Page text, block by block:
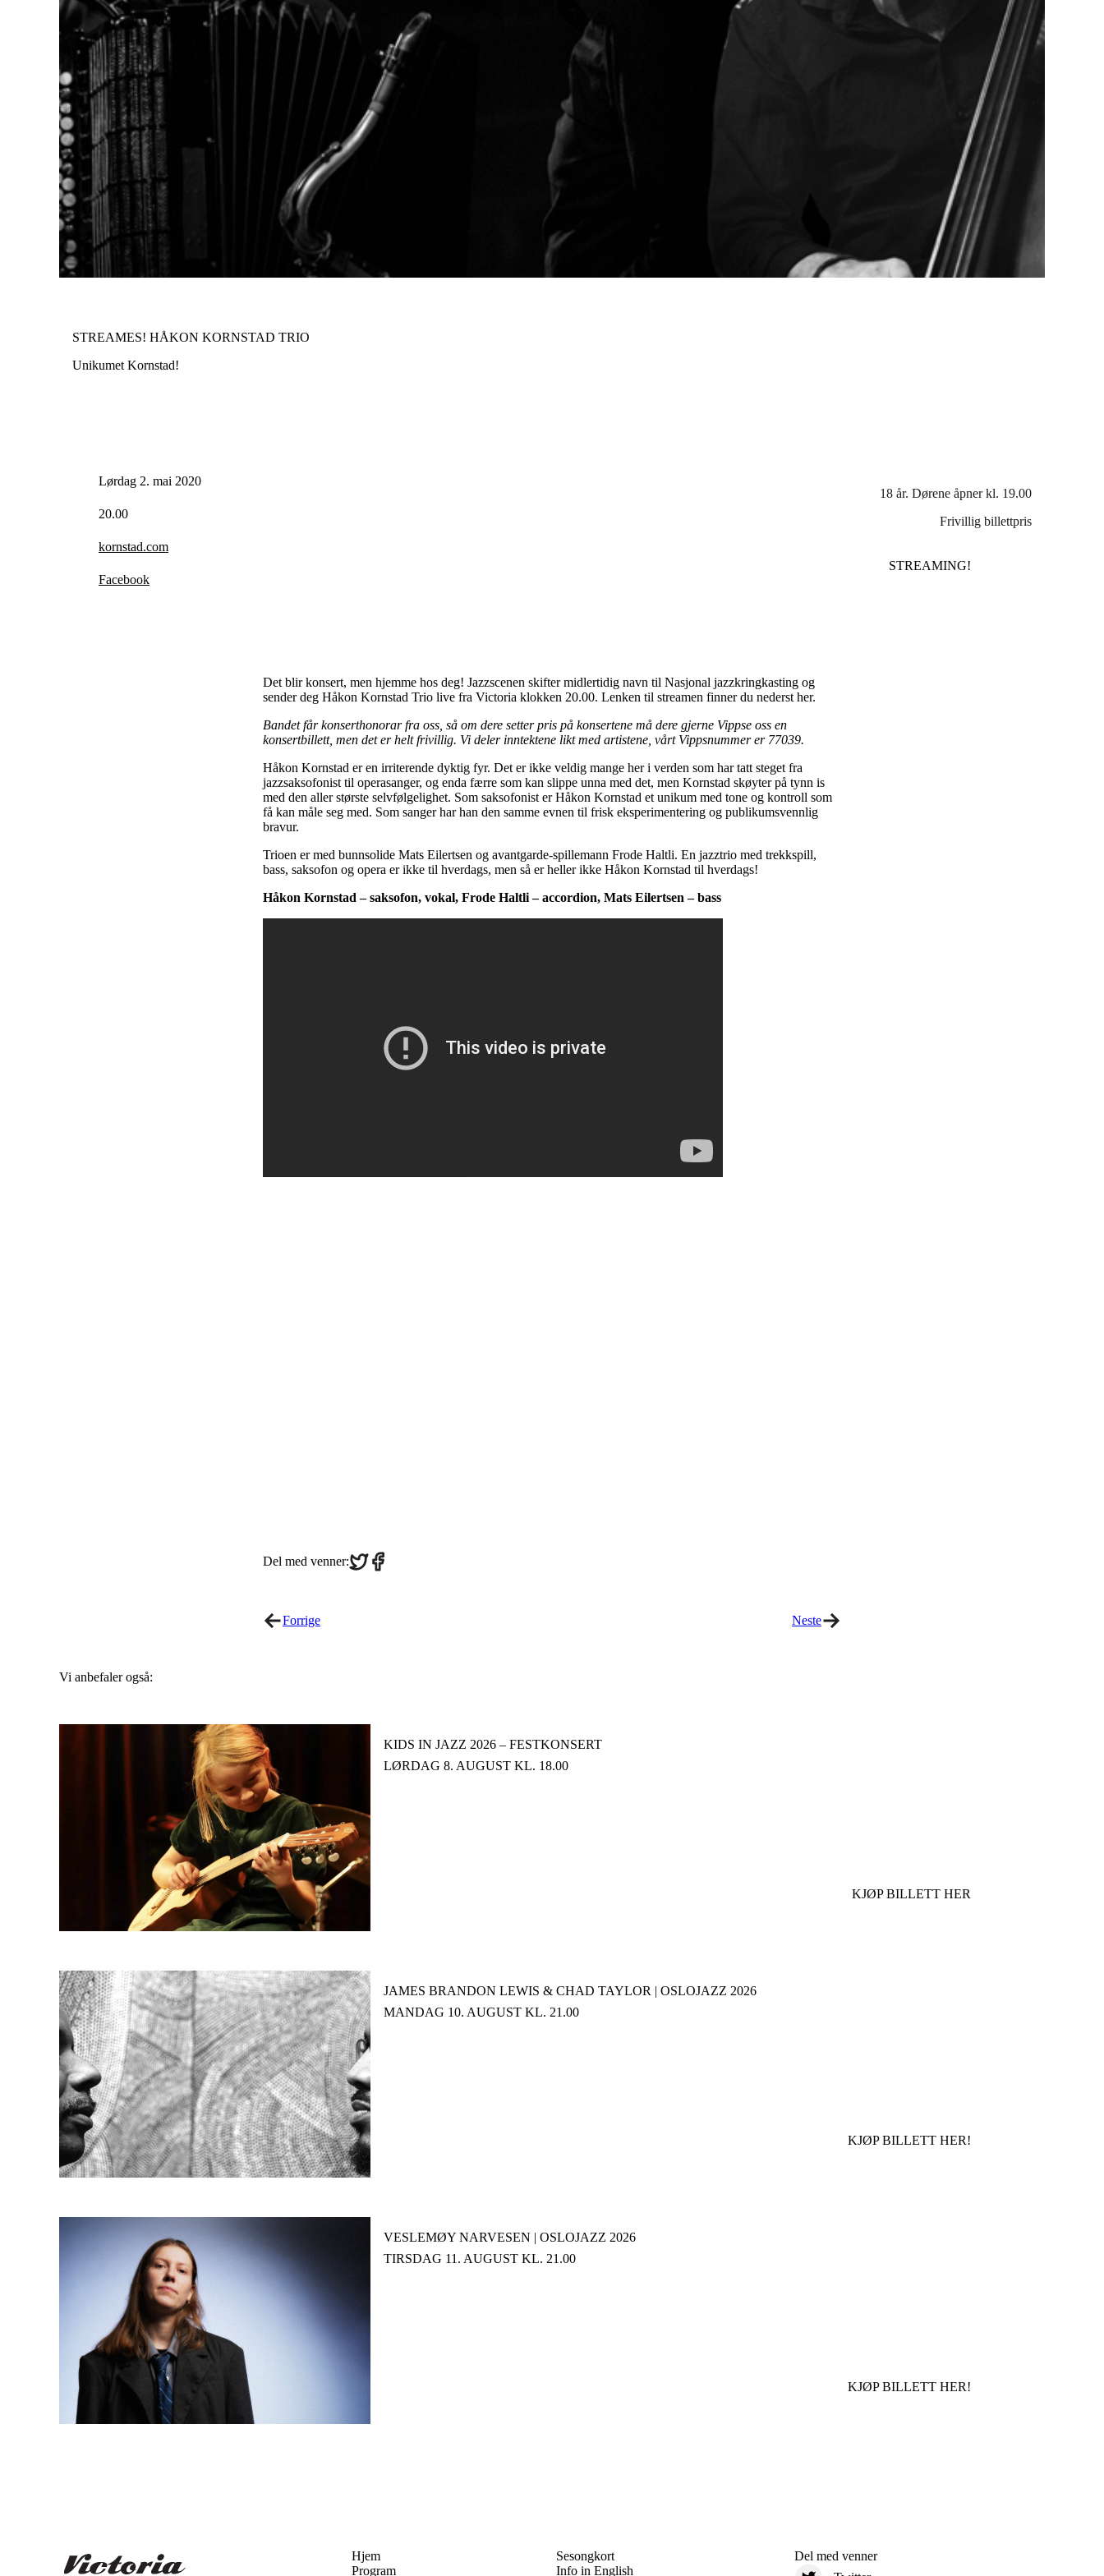
STREAMES! HÅKON KORNSTAD TRIO
Unikumet Kornstad!
Lørdag 2. mai 2020
20.00
kornstad.com
Facebook
18 år. Dørene åpner kl. 19.00
Frivillig billettpris
STREAMING!
Det blir konsert, men hjemme hos deg! Jazzscenen skifter midlertidig navn til Nasjonal jazzkringkasting og
sender deg Håkon Kornstad Trio live fra Victoria klokken 20.00. Lenken til streamen finner du nederst her.
Bandet får konserthonorar fra oss, så om dere setter pris på konsertene må dere gjerne Vippse oss en
konsertbillett, men det er helt frivillig. Vi deler inntektene likt med artistene, vårt Vippsnummer er 77039.
Håkon Kornstad er en irriterende dyktig fyr. Det er ikke veldig mange her i verden som har tatt steget fra
jazzsaksofonist til operasanger, og enda færre som kan slippe unna med det, men Kornstad skøyter på tynn is
med den aller største selvfølgelighet. Som saksofonist er Håkon Kornstad et unikum med tone og kontroll som
få kan måle seg med. Som sanger har han den samme evnen til frisk eksperimentering og publikumsvennlig
bravur.
Trioen er med bunnsolide Mats Eilertsen og avantgarde-spillemann Frode Haltli. En jazztrio med trekkspill,
bass, saksofon og opera er ikke til hverdags, men så er heller ikke Håkon Kornstad til hverdags!
Håkon Kornstad – saksofon, vokal, Frode Haltli – accordion, Mats Eilertsen – bass
Del med venner:Share
on
Share
on
Forrige Neste
Vi anbefaler også:
KIDS IN JAZZ 2026 – FESTKONSERT
LØRDAG 8. AUGUST KL. 18.00
KJØP BILLETT HER
JAMES BRANDON LEWIS & CHAD TAYLOR | OSLOJAZZ 2026
MANDAG 10. AUGUST KL. 21.00
KJØP BILLETT HER!
VESLEMØY NARVESEN | OSLOJAZZ 2026
TIRSDAG 11. AUGUST KL. 21.00
KJØP BILLETT HER!
Hjem
Program
Sesongkort
Info in English
Del med venner